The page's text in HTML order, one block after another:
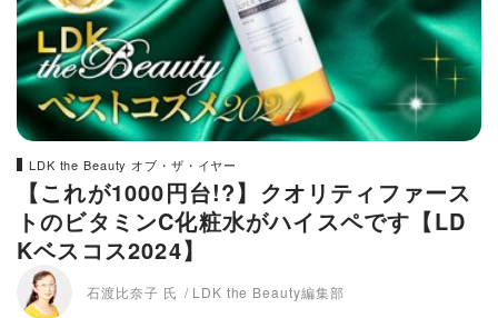
LDK the Beauty オブ・ザ・イヤー
【これが1000円台!?】クオリティファース
トのビタミンC化粧水がハイスペです【LD
Kベスコス2024】
石渡比奈子 氏 LDK the Beauty編集部